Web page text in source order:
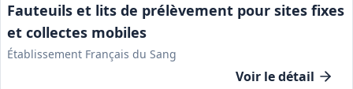
Fauteuils et lits de prélèvement pour sites fixes
et collectes mobiles
Établissement Français du Sang
Voir le détail